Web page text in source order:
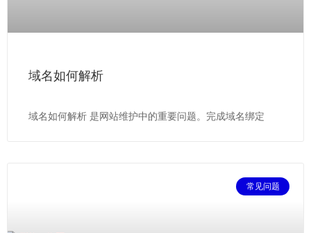
域名如何解析
域名如何解析 是网站维护中的重要问题。完成域名绑定
常见问题